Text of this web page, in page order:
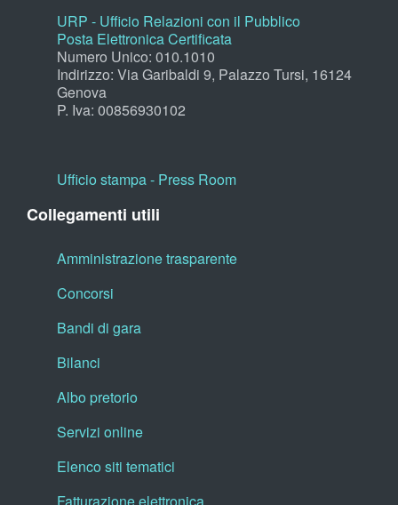
URP - Ufficio Relazioni con il Pubblico
Posta Elettronica Certificata
Numero Unico: 010.1010
Indirizzo: Via Garibaldi 9, Palazzo Tursi, 16124
Genova
P. Iva: 00856930102
Ufficio stampa - Press Room
Collegamenti utili
Amministrazione trasparente
Concorsi
Bandi di gara
Bilanci
Albo pretorio
Servizi online
Elenco siti tematici